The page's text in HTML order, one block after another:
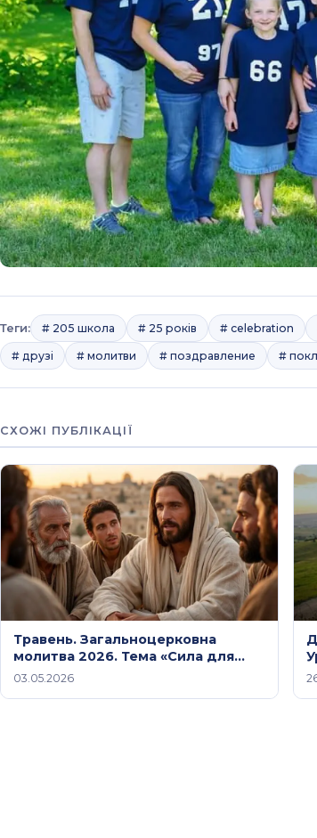
Теги: # 205 школа # 25 років # celebration
# друзі # молитви # поздравление #
СХОЖІ ПУБЛІКАЦІЇ
Травень. Загальноцерковна
молитва 2026. Тема «Сила для
свідчення та хлібопереломлення»
03.05.2026